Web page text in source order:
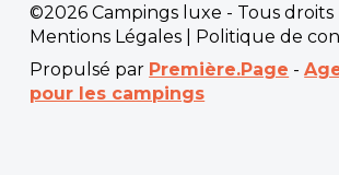
©2026 Campings luxe - Tous droits
Mentions Légales
Politique de
Propulsé par Première.Page -
pour les campings